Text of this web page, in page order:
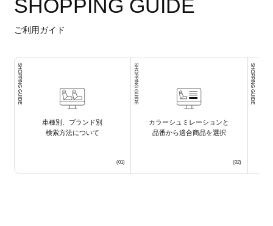
SHOPPING GUIDE
ご利用ガイド
SHOPPING GUIDE
車種別、ブランド別
検索方法について
SHOPPING GUIDE
カラーシュミレーションと
品番から適合商品を選択
SHOPPING GUIDE